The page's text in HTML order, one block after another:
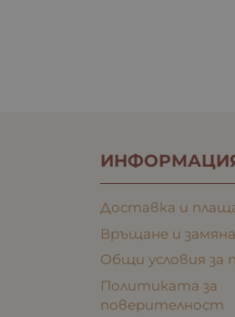
Доставка и
Връщане и замяна
Общи условия за
Политиката за
поверителност